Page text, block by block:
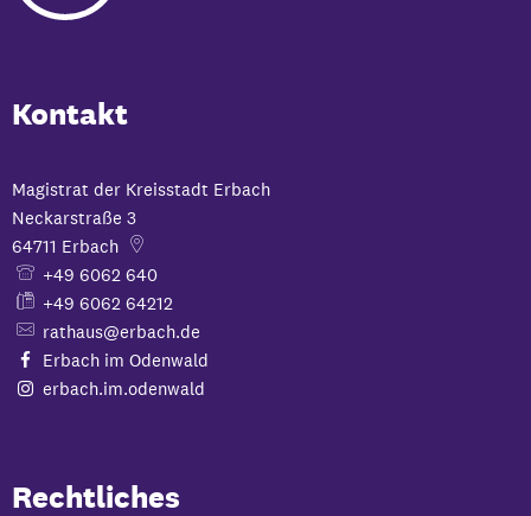
Kontakt
Magistrat der Kreisstadt Erbach
Neckarstraße 3
64711 Erbach
+49 6062 640
+49 6062 64212
rathaus@erbach.de
Erbach im Odenwald
erbach.im.odenwald
Rechtliches